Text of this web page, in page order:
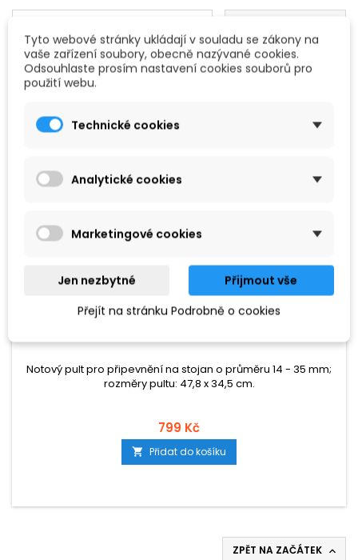
Zobrazení 1-1 z 1 položek
ZNAČKA:STAGG
Notový pult pro připevnění na stojan o průměru 14 - 35 mm;
rozměry pultu: 47,8 x 34,5 cm.
799 Kč
 Přidat do košíku
ZPĚT NA ZAČÁTEK 
Tyto webové stránky ukládají v souladu se zákony na
vaše zařízení soubory, obecně nazývané cookies.
Odsouhlaste prosím nastavení cookies souborů pro
použití webu.
Technické cookies
Analytické cookies
Marketingové cookies
Jen nezbytné
Přijmout vše
Přejít na stránku Podrobně o cookies